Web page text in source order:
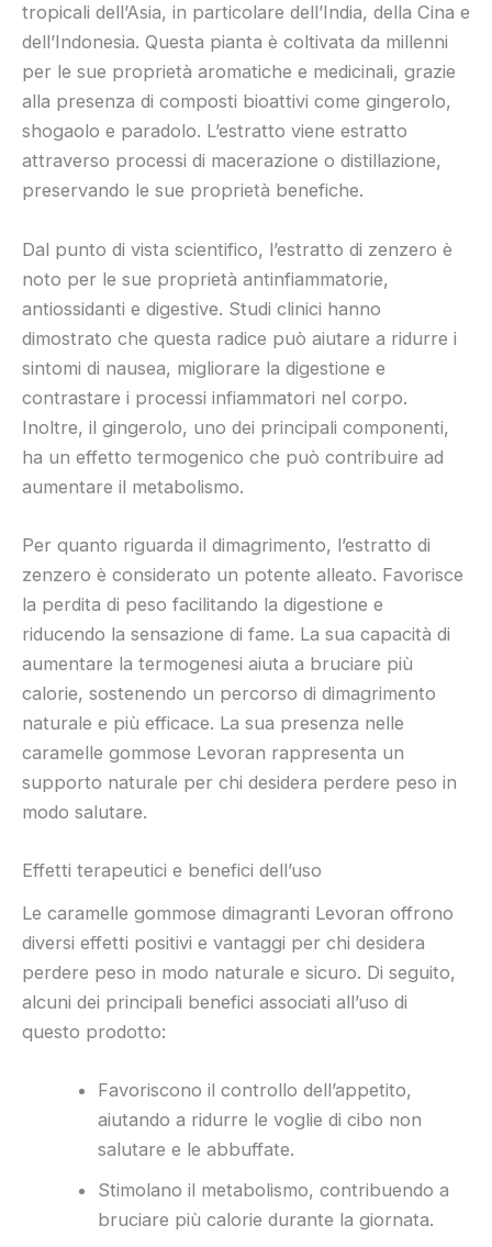
tropicali dell’Asia, in particolare dell’India, della Cina e
dell’Indonesia. Questa pianta è coltivata da millenni
per le sue proprietà aromatiche e medicinali, grazie
alla presenza di composti bioattivi come gingerolo,
shogaolo e paradolo. L’estratto viene estratto
attraverso processi di macerazione o distillazione,
preservando le sue proprietà benefiche.
Dal punto di vista scientifico, l’estratto di zenzero è
noto per le sue proprietà antinfiammatorie,
antiossidanti e digestive. Studi clinici hanno
dimostrato che questa radice può aiutare a ridurre i
sintomi di nausea, migliorare la digestione e
contrastare i processi infiammatori nel corpo.
Inoltre, il gingerolo, uno dei principali componenti,
ha un effetto termogenico che può contribuire ad
aumentare il metabolismo.
Per quanto riguarda il dimagrimento, l’estratto di
zenzero è considerato un potente alleato. Favorisce
la perdita di peso facilitando la digestione e
riducendo la sensazione di fame. La sua capacità di
aumentare la termogenesi aiuta a bruciare più
calorie, sostenendo un percorso di dimagrimento
naturale e più efficace. La sua presenza nelle
caramelle gommose Levoran rappresenta un
supporto naturale per chi desidera perdere peso in
modo salutare.
Effetti terapeutici e benefici dell’uso
Le caramelle gommose dimagranti Levoran offrono
diversi effetti positivi e vantaggi per chi desidera
perdere peso in modo naturale e sicuro. Di seguito,
alcuni dei principali benefici associati all’uso di
questo prodotto:
Favoriscono il controllo dell’appetito,
aiutando a ridurre le voglie di cibo non
salutare e le abbuffate.
Stimolano il metabolismo, contribuendo a
bruciare più calorie durante la giornata.